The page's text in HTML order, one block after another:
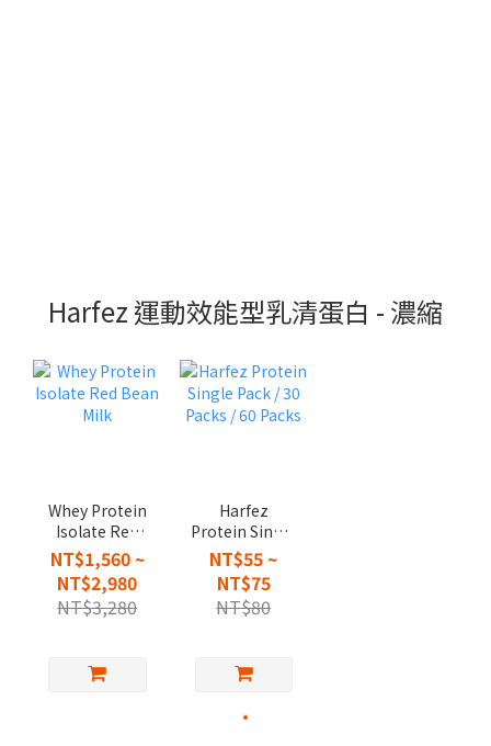
Harfez 運動效能型乳清蛋白 - 濃縮
Whey Protein
Isolate Red
Bean Milk
NT$1,560 ~
NT$2,980
NT$3,280
Harfez
Protein Single
Pack / 30
Packs / 60
Packs
NT$55 ~
NT$75
NT$80